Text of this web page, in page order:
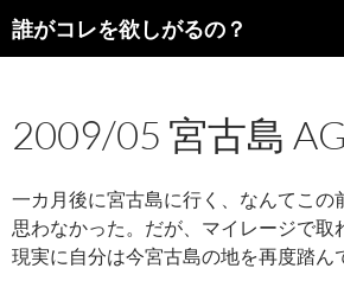
コ
ン
ツ
へ
ッ
プ
誰がコレを欲しがるの？
検
索
2009/05 宮古島
一カ月後に宮古島に行く、なんてこの
思わなかった。だが、マイレージで取
現実に自分は今宮古島の地を再度踏ん